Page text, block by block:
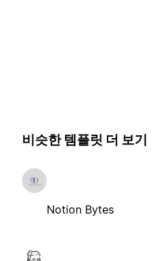
비슷한 템플릿 더 보기
Notion Bytes